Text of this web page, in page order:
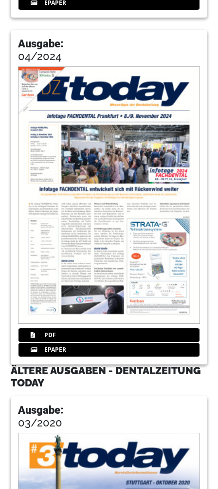
EPAPER
Ausgabe:
04/2024
PDF
EPAPER
ÄLTERE AUSGABEN - DENTALZEITUNG
TODAY
Ausgabe:
03/2020